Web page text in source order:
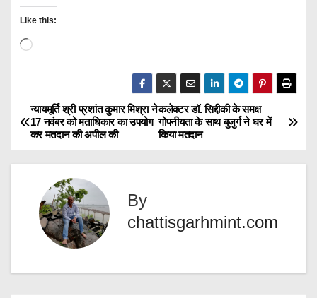
Like this:
L
i
n
g
P
कलेक्टर डॉ. सिद्दीकी के समक्ष
गोपनीयता के साथ बुजुर्ग ने घर में
किया मतदान
न्यायमूर्ति श्री प्रशांत कुमार मिश्रा ने
17 नवंबर को मताधिकार का उपयोग
कर मतदान की अपील की
By
chattisgarhmint.com